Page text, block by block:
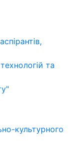
та
культурного